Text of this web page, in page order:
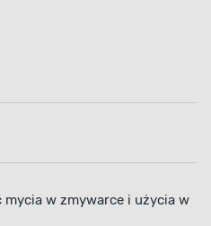
w zmywarce i użycia w